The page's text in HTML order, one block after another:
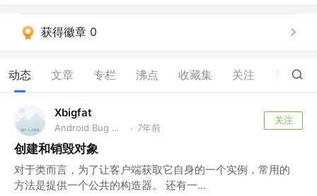
获得徽章 0
动态 文章 专栏 沸点 收藏集 关注 15
Xbigfat
Android Bug 开发 · 7年前
关注
创建和销毁对象
对于类而言，为了让客户端获取它自身的一个实例，常用的
方法是提供一个公共的构造器。 还有一...